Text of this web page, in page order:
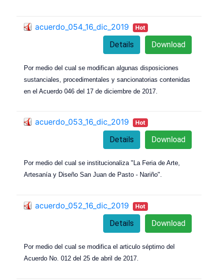
acuerdo_054_16_dic_2019 Hot
Download
Details
Por medio del cual se modifican algunas disposiciones
sustanciales, procedimentales y sancionatorias contenidas
en el Acuerdo 046 del 17 de diciembre de 2017.
acuerdo_053_16_dic_2019 Hot
Download
Details
Por medio del cual se institucionaliza "La Feria de Arte,
Artesanía y Diseño San Juan de Pasto - Nariño".
acuerdo_052_16_dic_2019 Hot
Download
Details
Por medio del cual se modifica el articulo séptimo del
Acuerdo No. 012 del 25 de abril de 2017.